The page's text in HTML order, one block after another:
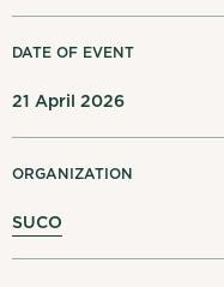
My notifications
DATE OF EVENT
21 April 2026
ORGANIZATION
SUCO